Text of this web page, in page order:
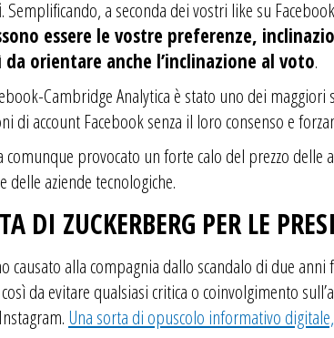
. Semplificando, a seconda dei vostri like su
essere le vostre preferenze,
da orientare anche l’inclinazione al voto.
Cambridge Analytica è stato uno dei
di account Facebook senza il loro consenso e
comunque provocato un forte calo del prezzo
delle aziende tecnologiche.
DI ZUCKERBERG PER LE
causato alla compagnia dallo scandalo di due anni
così da evitare qualsiasi critica o coinvolgimento
Una sorta di opuscolo informativo